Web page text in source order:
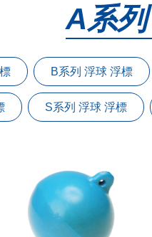
A系
B系列 浮球 浮標
S系列 浮球 浮標